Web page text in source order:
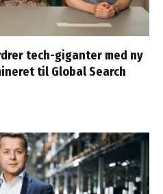
tech-giganter med ny
til Global Search